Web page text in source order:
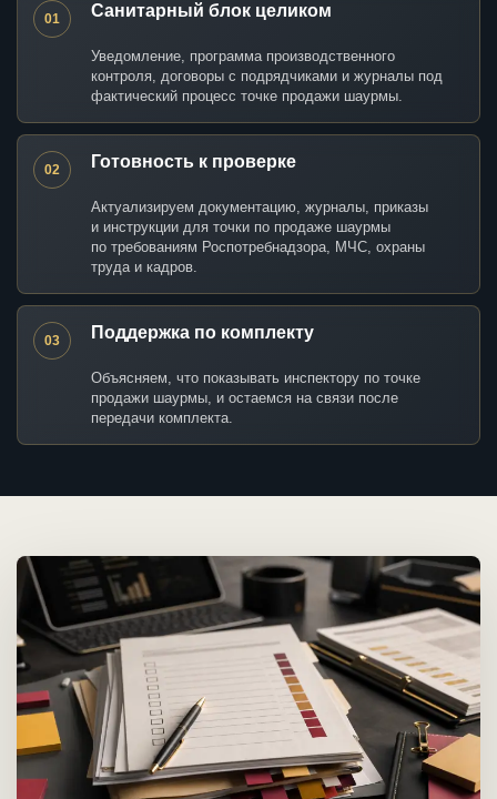
01 Санитарный блок целиком
Уведомление, программа производственного
контроля, договоры с подрядчиками и журналы под
фактический процесс точке продажи шаурмы.
02 Готовность к проверке
Актуализируем документацию, журналы, приказы
и инструкции для точки по продаже шаурмы
по требованиям Роспотребнадзора, МЧС, охраны
труда и кадров.
03 Поддержка по комплекту
Объясняем, что показывать инспектору по точке
продажи шаурмы, и остаемся на связи после
передачи комплекта.